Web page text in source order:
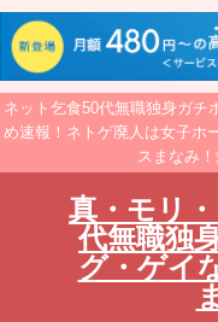
ネット乞食50代無職独身ガチ
め速報！ネトゲ廃人は女子ホ
スまなみ
真・モリ
代無職独
グ・ゲイ